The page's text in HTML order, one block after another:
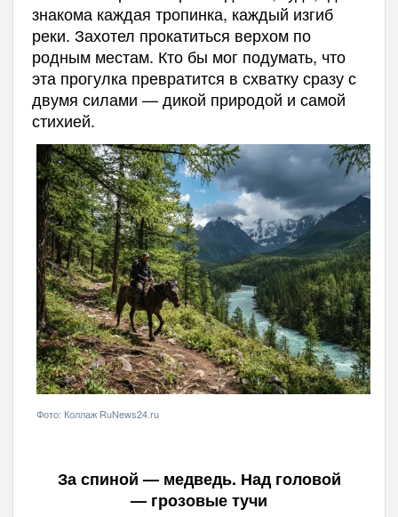
знакома каждая тропинка, каждый изгиб
реки. Захотел прокатиться верхом по
родным местам. Кто бы мог подумать, что
эта прогулка превратится в схватку сразу с
двумя силами — дикой природой и самой
стихией.
Фото: Коллаж RuNews24.ru
За спиной — медведь. Над головой
— грозовые тучи